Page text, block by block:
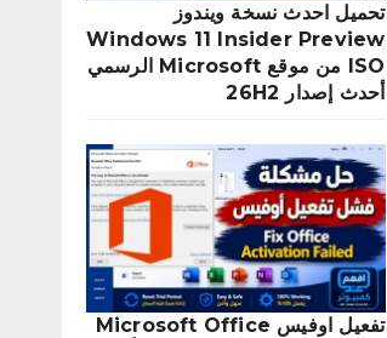
تحميل احدث نسخة ويندوز
Windows 11 Insider Preview
ISO من موقع Microsoft الرسمي
أحدث إصدار 26H2
تفعيل اوفيس Microsoft Office